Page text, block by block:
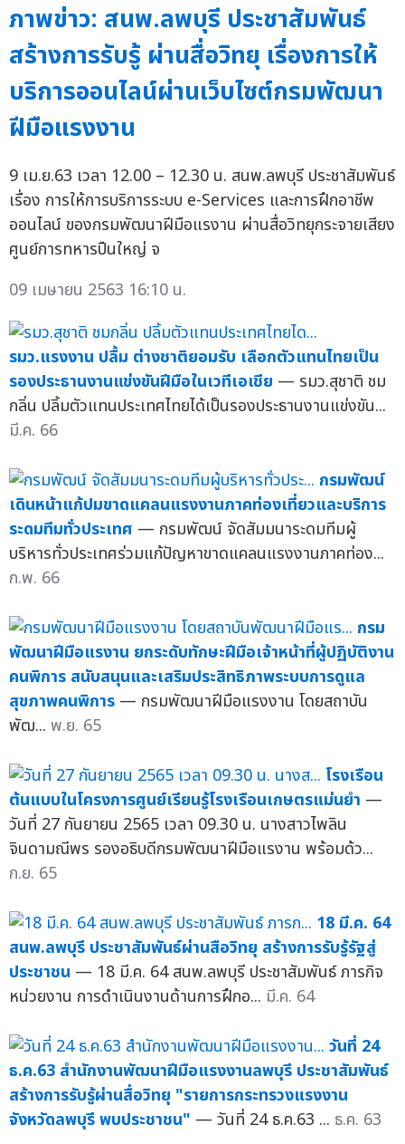
ภาพข่าว: สนพ.ลพบุรี ประชาสัมพันธ์
สร้างการรับรู้ ผ่านสื่อวิทยุ เรื่องการให้
บริการออนไลน์ผ่านเว็บไซต์กรมพัฒนา
ฝีมือแรงงาน
9 เม.ย.63 เวลา 12.00 – 12.30 น. สนพ.ลพบุรี ประชาสัมพันธ์
เรื่อง การให้การบริการระบบ e-Services และการฝึกอาชีพ
ออนไลน์ ของกรมพัฒนาฝีมือแรงาน ผ่านสื่อวิทยุกระจายเสียง
ศูนย์การทหารปืนใหญ่ จ
09 เมษายน 2563 16:10 น.
รมว.แรงงาน ปลื้ม ต่างชาติยอมรับ เลือกตัวแทนไทยเป็น
รองประธานงานแข่งขันฝีมือในเวทีเอเชีย — รมว.สุชาติ ชม
กลิ่น ปลิ้มตัวแทนประเทศไทยได้เป็นรองประธานงานแข่งขัน...
มี.ค. 66
กรมพัฒน์
เดินหน้าแก้ปมขาดแคลนแรงงานภาคท่องเที่ยวและบริการ
ระดมทีมทั่วประเทศ — กรมพัฒน์ จัดสัมมนาระดมทีมผู้
บริหารทั่วประเทศร่วมแก้ปัญหาขาดแคลนแรงงานภาคท่อง...
ก.พ. 66
กรม
พัฒนาฝีมือแรงาน ยกระดับทักษะฝีมือเจ้าหน้าที่ผู้ปฏิบัติงาน
คนพิการ สนับสนุนและเสริมประสิทธิภาพระบบการดูแล
สุขภาพคนพิการ — กรมพัฒนาฝีมือแรงงาน โดยสถาบัน
พัฒ... พ.ย. 65
โรงเรือน
ต้นแบบในโครงการศูนย์เรียนรู้โรงเรือนเกษตรแม่นยำ —
วันที่ 27 กันยายน 2565 เวลา 09.30 น. นางสาวไพลิน
จินดามณีพร รองอธิบดีกรมพัฒนาฝีมือแรงาน พร้อมด้ว...
ก.ย. 65
18 มี.ค. 64
สนพ.ลพบุรี ประชาสัมพันธ์ผ่านสือวิทยุ สร้างการรับรู้รัฐสู่
ประชาชน — 18 มี.ค. 64 สนพ.ลพบุรี ประชาสัมพันธ์ ภารกิจ
หน่วยงาน การดำเนินงานด้านการฝึกอ... มี.ค. 64
วันที่ 24
ธ.ค.63 สำนักงานพัฒนาฝีมือแรงงานลพบุรี ประชาสัมพันธ์
สร้างการรับรู้ผ่านสื่อวิทยุ "รายการกระทรวงแรงงาน
จังหวัดลพบุรี พบประชาชน" — วันที่ 24 ธ.ค.63 ... ธ.ค. 63